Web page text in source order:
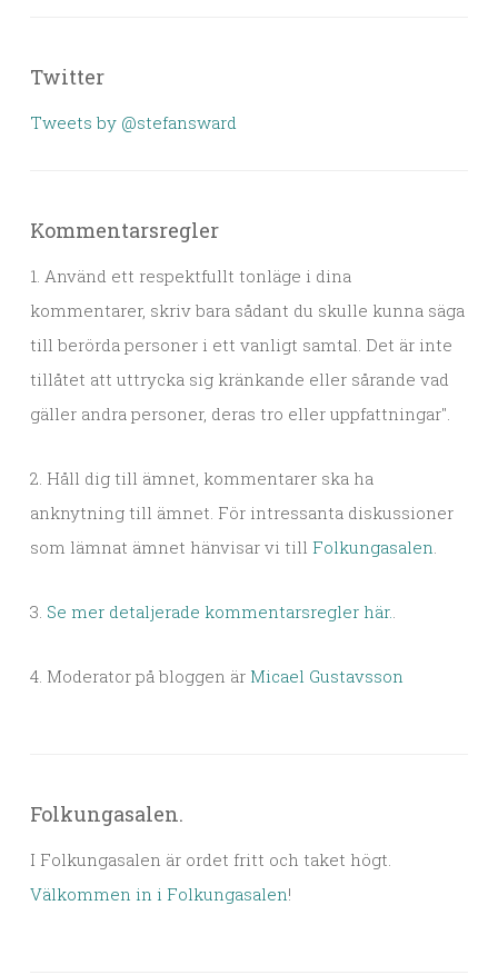
Twitter
Tweets by @stefansward
Kommentarsregler
1. Använd ett respektfullt tonläge i dina
kommentarer, skriv bara sådant du skulle kunna säga
till berörda personer i ett vanligt samtal. Det är inte
tillåtet att uttrycka sig kränkande eller sårande vad
gäller andra personer, deras tro eller uppfattningar".
2. Håll dig till ämnet, kommentarer ska ha
anknytning till ämnet. För intressanta diskussioner
som lämnat ämnet hänvisar vi till Folkungasalen.
3. Se mer detaljerade kommentarsregler här..
4. Moderator på bloggen är Micael Gustavsson
Folkungasalen.
I Folkungasalen är ordet fritt och taket högt.
Välkommen in i Folkungasalen!